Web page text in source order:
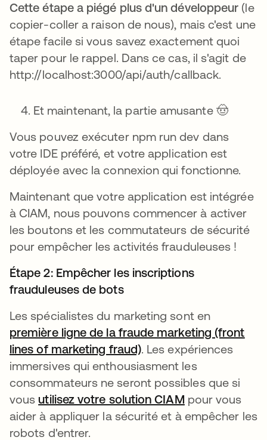
Cette étape a piégé plus d'un développeur (le
copier-coller a raison de nous), mais c'est une
étape facile si vous savez exactement quoi
taper pour le rappel. Dans ce cas, il s'agit de
http://localhost:3000/api/auth/callback.
Et maintenant, la partie amusante 🤠
Vous pouvez exécuter npm run dev dans
votre IDE préféré, et votre application est
déployée avec la connexion qui fonctionne.
Maintenant que votre application est intégrée
à CIAM, nous pouvons commencer à activer
les boutons et les commutateurs de sécurité
pour empêcher les activités frauduleuses !
Étape 2: Empêcher les inscriptions
frauduleuses de bots
Les spécialistes du marketing sont en
première ligne de la fraude marketing (front
lines of marketing fraud)s’ouvre dans un
. Les expériences
immersives qui enthousiasment les
consommateurs ne seront possibles que si
vousutilisez votre solution CIAM s’ouvre dans
pour vous
aider à appliquer la sécurité et à empêcher les
robots d'entrer.